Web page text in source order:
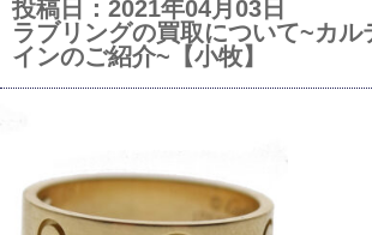
投稿日：2021年04月03日
ラブリングの買取について~カル
インのご紹介~【小牧】